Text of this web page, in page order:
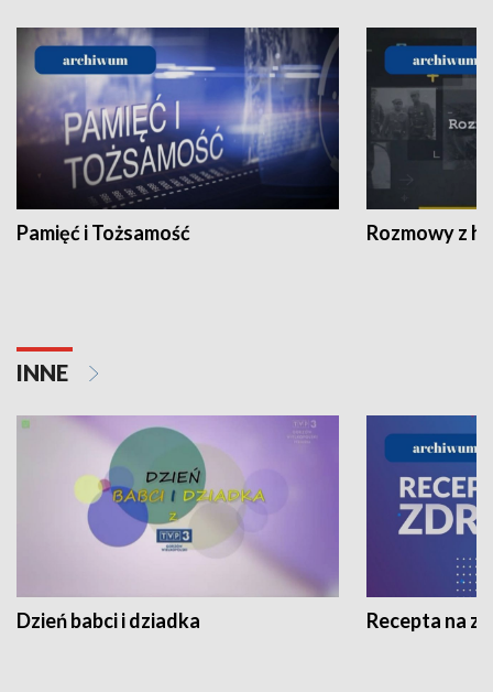
Pamięć i Tożsamość Rozmowy z
INNE
Dzień babci i dziadka Recepta na